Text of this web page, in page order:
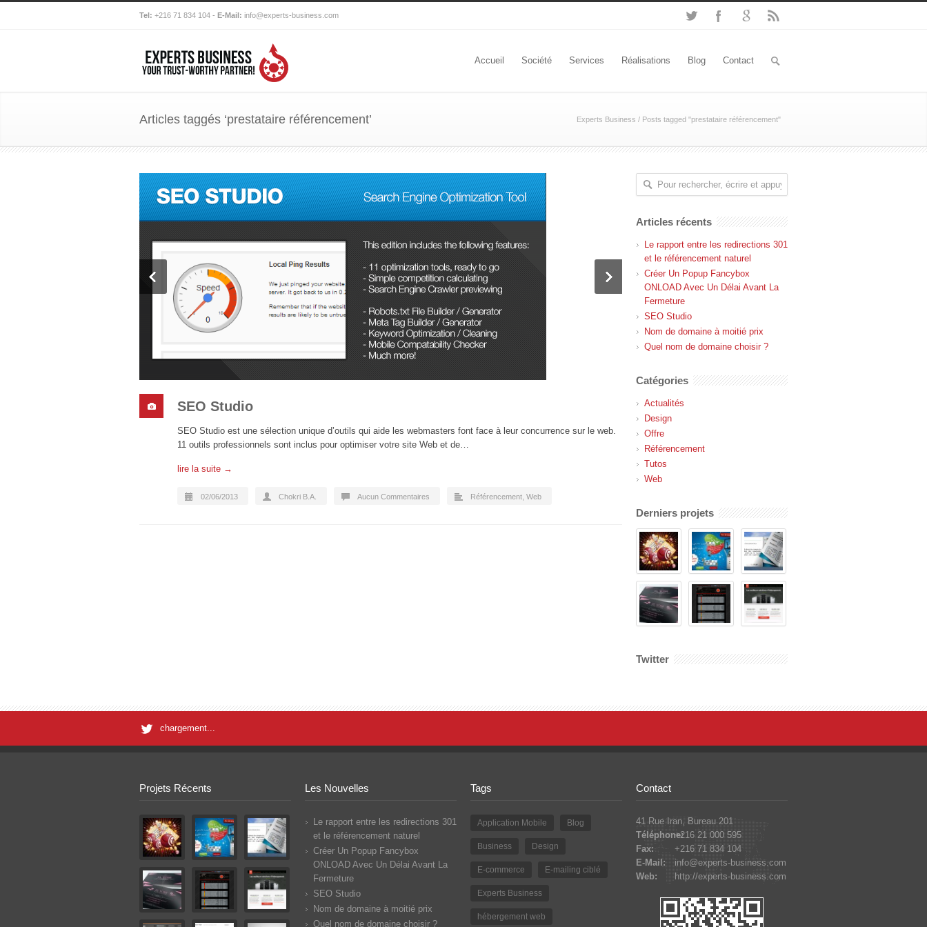
Tel: +216 71 834 104 - E-Mail: info@experts-business.com
Accueil Société Services Réalisations Blog Contact
Articles taggés ‘prestataire référencement’ Experts Business / Posts tagged "prestataire référencement"
SEO Studio
SEO Studio est une sélection unique d’outils qui aide les webmasters font face à leur concurrence sur le web.
11 outils professionnels sont inclus pour optimiser votre site Web et de…
lire la suite →
02/06/2013 Chokri B.A. Aucun Commentaires Référencement Web
Articles récents
Le rapport entre les redirections 301
et le référencement naturel
Créer Un Popup Fancybox
ONLOAD Avec Un Délai Avant La
Fermeture
SEO Studio
Nom de domaine à moitié prix
Quel nom de domaine choisir ?
Catégories
Actualités
Design
Offre
Référencement
Tutos
Web
Derniers projets
Twitter
chargement...
Projets Récents Les Nouvelles
Le rapport entre les redirections 301
et le référencement naturel
Créer Un Popup Fancybox
ONLOAD Avec Un Délai Avant La
Fermeture
SEO Studio
Nom de domaine à moitié prix
Quel nom de domaine choisir ?
Tags
Application Mobile Blog
Business Design
E-commerce E-mailing ciblé
Experts Business
hébergement web
Contact
41 Rue Iran, Bureau 201
Téléphone:+216 21 000 595
Fax:
+216 71 834 104
E-Mail:
info@experts-business.com
Web:
http://experts-business.com